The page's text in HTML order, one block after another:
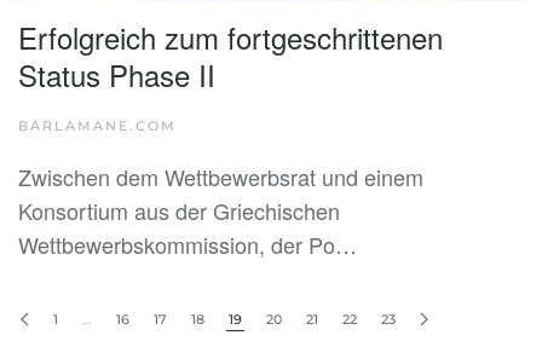
Erfolgreich zum fortgeschrittenen
Status Phase II
BARLAMANE.COM
Zwischen dem Wettbewerbsrat und einem
Konsortium aus der Griechischen
Wettbewerbskommission, der Po…
1 16 17 18 19 20 21 22 23